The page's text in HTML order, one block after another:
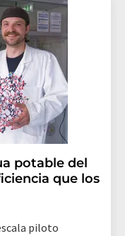
potable del
que los
piloto